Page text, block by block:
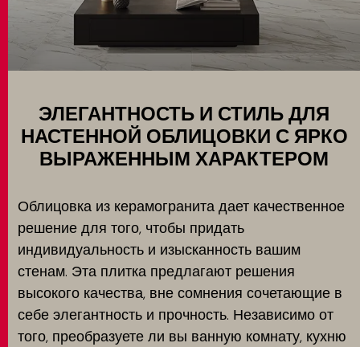
MATCH APP
ПОИСК
ЗАПРЕТНАЯ ЗОНА
ЭЛЕГАНТНОСТЬ И СТИЛЬ ДЛЯ
НАСТЕННОЙ ОБЛИЦОВКИ С ЯРКО
ВЫРАЖЕННЫМ ХАРАКТЕРОМ
Облицовка из керамогранита дает качественное
решение для того, чтобы придать
индивидуальность и изысканность вашим
стенам. Эта плитка предлагают решения
высокого качества, вне сомнения сочетающие в
себе элегантность и прочность. Независимо от
того, преобразуете ли вы ванную комнату, кухню
Настенные покрытия